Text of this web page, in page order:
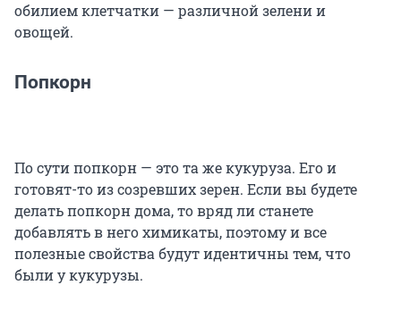
обилием клетчатки — различной зелени и
овощей.
Попкорн
По сути попкорн — это та же кукуруза. Его и
готовят-то из созревших зерен. Если вы будете
делать попкорн дома, то вряд ли станете
добавлять в него химикаты, поэтому и все
полезные свойства будут идентичны тем, что
были у кукурузы.